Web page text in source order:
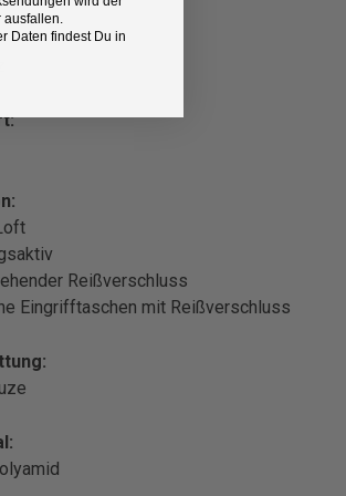
Reißverschluss
Eingrifftaschen mit Reißverschluss
Daten findest Du in